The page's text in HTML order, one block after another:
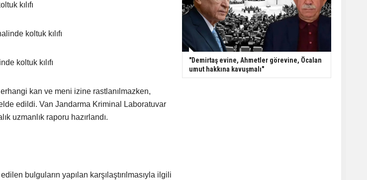
kılıfı
koltuk kılıfı
koltuk kılıfı
kan ve meni izine rastlanılmazken,
edildi. Van Jandarma Kriminal Laboratuvar
uzmanlık raporu hazırlandı.
bulguların yapılan karşılaştırılmasıyla ilgili
"Demirtaş evine, Ahmetler görevine, Öcalan
umut hakkına kavuşmalı"